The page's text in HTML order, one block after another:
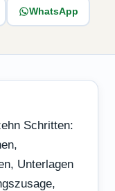
WhatsApp
Schritten:
Unterlagen